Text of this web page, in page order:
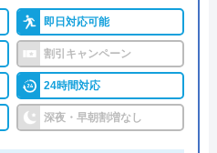
詳細は公式HPでご確認ください
めの理由
しており、その知名度の
です。業界問わず多くの
即日対応可能
割引キャンペーン
24時間対応
深夜・早朝割増なし